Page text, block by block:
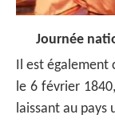
Journée
Il est également
le 6 février
laissant au pays